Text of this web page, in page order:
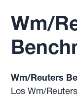
Wm/
Wm/Reuters
Los Wm/